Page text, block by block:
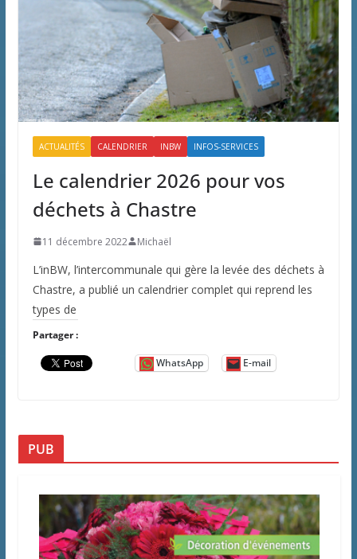
ACTUALITÉS CALENDRIER INBW INFOS-SERVICES
Le calendrier 2026 pour vos
déchets à Chastre
11 décembre 2022 Michaël
L’inBW, l’intercommunale qui gère la levée des déchets à
Chastre, a publié un calendrier complet qui reprend les
types de
Partager :
WhatsApp E-mail
PUB